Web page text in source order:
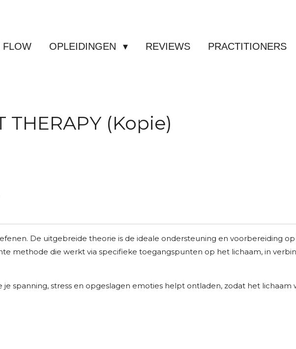
FLOW OPLEIDINGEN REVIEWS PRACTITIONERS
THERAPY (Kopie)
De uitgebreide theorie is de ideale ondersteuning en voorbereiding op
methode die werkt via specifieke toegangspunten op het lichaam, in
je spanning, stress en opgeslagen emoties helpt ontladen, zodat het